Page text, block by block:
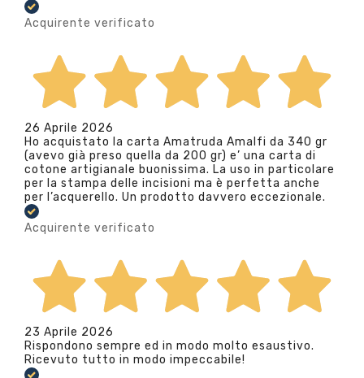
Acquirente verificato
26 Aprile 2026
Ho acquistato la carta Amatruda Amalfi da 340 gr
(avevo già preso quella da 200 gr) e’ una carta di
cotone artigianale buonissima. La uso in particolare
per la stampa delle incisioni ma è perfetta anche
per l’acquerello. Un prodotto davvero eccezionale.
Acquirente verificato
23 Aprile 2026
Rispondono sempre ed in modo molto esaustivo.
Ricevuto tutto in modo impeccabile!